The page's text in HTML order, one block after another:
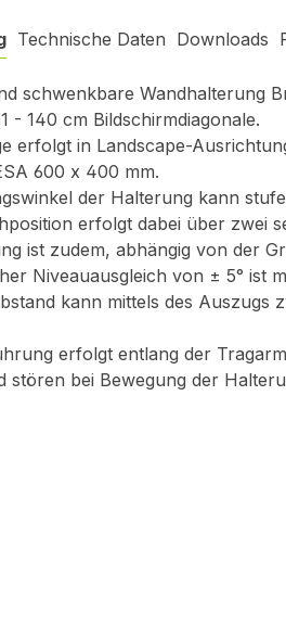
Technische Daten Downloads
schwenkbare Wandhalterung
- 140 cm Bildschirmdiagonale.
erfolgt in Landscape-
600 x 400 mm.
der Halterung kann
erfolgt dabei über zwei
ist zudem, abhängig von der
Niveauausgleich von ± 5° ist
kann mittels des Auszugs
erfolgt entlang der
stören bei Bewegung der